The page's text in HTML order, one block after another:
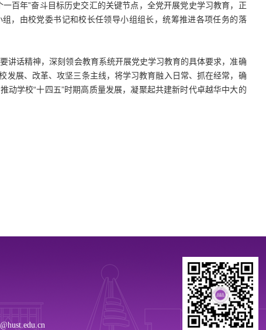
百年”奋斗目标历史交汇的关键节点，全党开展党史学习教育，正
，由校党委书记和校长任领导小组组长，统筹推进各项任务的落
讲话精神，深刻领会教育系统开展党史学习教育的具体要求，准确
展、改革、攻坚三条主线，将学习教育融入日常、抓在经常，确
学校“十四五”时期高质量发展，凝聚起共建新时代卓越华中大的